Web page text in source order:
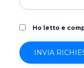
Ho letto e